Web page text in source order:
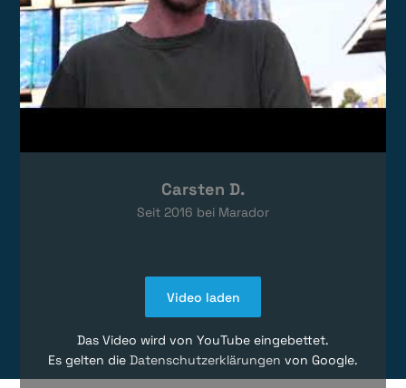
Video laden
Das Video wird von YouTube eingebettet.
Es gelten die Datenschutzerklärungen von Google.
Carsten D.
Seit 2016 bei Marador